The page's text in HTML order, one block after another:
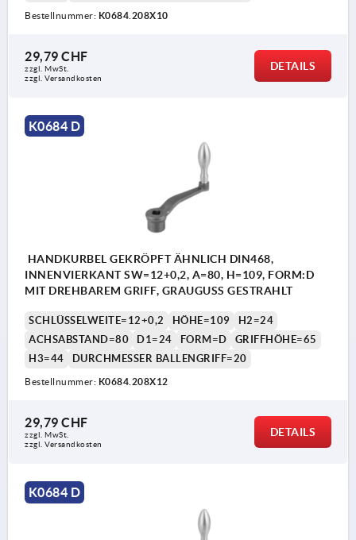
Bestellnummer: K0684.208X10
29,79 CHF
zzgl. MwSt.
zzgl. Versandkosten
DETAILS
K0684 D
HANDKURBEL GEKRÖPFT ÄHNLICH DIN468,
INNENVIERKANT SW=12+0,2, A=80, H=109, FORM:D
MIT DREHBAREM GRIFF, GRAUGUSS GESTRAHLT
SCHLÜSSELWEITE=12+0,2 HÖHE=109
H2=24
ACHSABSTAND=80
D1=24 FORM=D
GRIFFHÖHE=65
H3=44
DURCHMESSER BALLENGRIFF=20
Bestellnummer: K0684.208X12
29,79 CHF
zzgl. MwSt.
zzgl. Versandkosten
DETAILS
K0684 D